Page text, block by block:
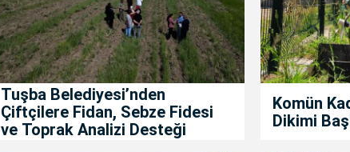
Tuşba Belediyesi’nden
Çiftçilere Fidan, Sebze Fidesi
ve Toprak Analizi Desteği
Komün
Dikimi